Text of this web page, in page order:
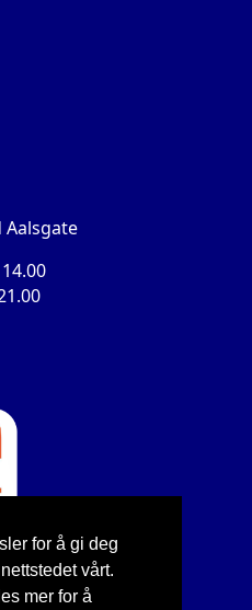
for å gi deg
vårt.
mer for å